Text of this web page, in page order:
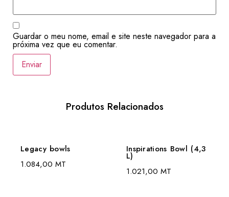
Guardar o meu nome, email e site neste navegador para a
próxima vez que eu comentar.
Produtos Relacionados
Legacy bowls
1.084,00 MT
Inspirations Bowl (4,3
L)
1.021,00 MT